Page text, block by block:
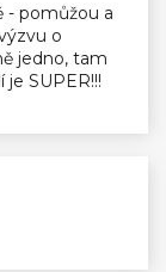
- pomůžou a
o
jedno, tam
SUPER!!!